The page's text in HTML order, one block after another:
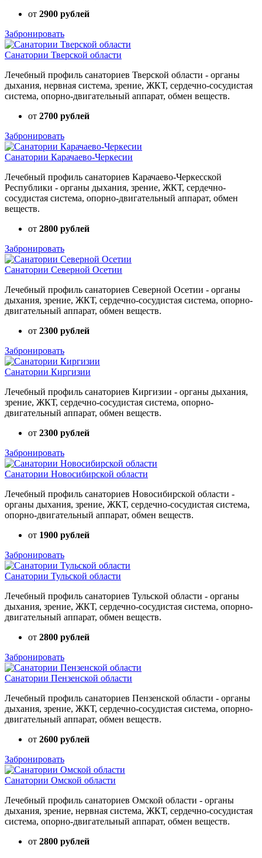
от 2900 рублей
Забронировать
Санатории Тверской области
Лечебный профиль санаториев Тверской области - органы
дыхания, нервная система, зрение, ЖКТ, сердечно-сосудистая
система, опорно-двигательный аппарат, обмен веществ.
от 2700 рублей
Забронировать
Санатории Карачаево-Черкесии
Лечебный профиль санаториев Карачаево-Черкесской
Республики - органы дыхания, зрение, ЖКТ, сердечно-
сосудистая система, опорно-двигательный аппарат, обмен
веществ.
от 2800 рублей
Забронировать
Санатории Северной Осетии
Лечебный профиль санаториев Северной Осетии - органы
дыхания, зрение, ЖКТ, сердечно-сосудистая система, опорно-
двигательный аппарат, обмен веществ.
от 2300 рублей
Забронировать
Санатории Киргизии
Лечебный профиль санаториев Киргизии - органы дыхания,
зрение, ЖКТ, сердечно-сосудистая система, опорно-
двигательный аппарат, обмен веществ.
от 2300 рублей
Забронировать
Санатории Новосибирской области
Лечебный профиль санаториев Новосибирской области -
органы дыхания, зрение, ЖКТ, сердечно-сосудистая система,
опорно-двигательный аппарат, обмен веществ.
от 1900 рублей
Забронировать
Санатории Тульской области
Лечебный профиль санаториев Тульской области - органы
дыхания, зрение, ЖКТ, сердечно-сосудистая система, опорно-
двигательный аппарат, обмен веществ.
от 2800 рублей
Забронировать
Санатории Пензенской области
Лечебный профиль санаториев Пензенской области - органы
дыхания, зрение, ЖКТ, сердечно-сосудистая система, опорно-
двигательный аппарат, обмен веществ.
от 2600 рублей
Забронировать
Санатории Омской области
Лечебный профиль санаториев Омской области - органы
дыхания, зрение, нервная система, ЖКТ, сердечно-сосудистая
система, опорно-двигательный аппарат, обмен веществ.
от 2800 рублей